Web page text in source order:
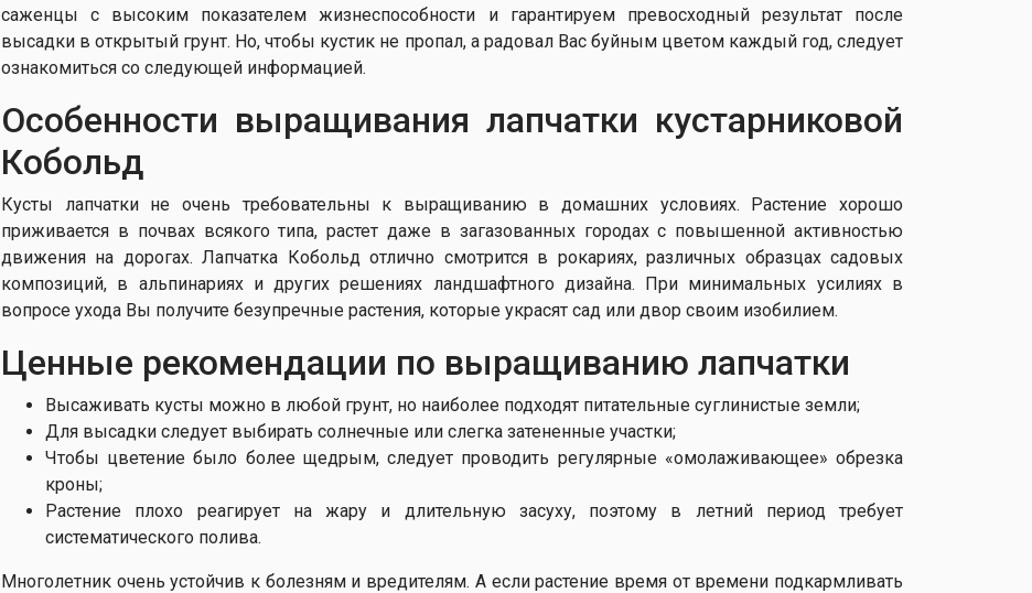
саженцы с высоким показателем жизнеспособности и гарантируем превосходный результат после
высадки в открытый грунт. Но, чтобы кустик не пропал, а радовал Вас буйным цветом каждый год, следует
ознакомиться со следующей информацией.
Особенности выращивания лапчатки кустарниковой
Кобольд
Кусты лапчатки не очень требовательны к выращиванию в домашних условиях. Растение хорошо
приживается в почвах всякого типа, растет даже в загазованных городах с повышенной активностью
движения на дорогах. Лапчатка Кобольд отлично смотрится в рокариях, различных образцах садовых
композиций, в альпинариях и других решениях ландшафтного дизайна. При минимальных усилиях в
вопросе ухода Вы получите безупречные растения, которые украсят сад или двор своим изобилием.
Ценные рекомендации по выращиванию лапчатки
Высаживать кусты можно в любой грунт, но наиболее подходят питательные суглинистые земли;
Для высадки следует выбирать солнечные или слегка затененные участки;
Чтобы цветение было более щедрым, следует проводить регулярные «омолаживающее» обрезка
кроны;
Растение плохо реагирует на жару и длительную засуху, поэтому в летний период требует
систематического полива.
Многолетник очень устойчив к болезням и вредителям. А если растение время от времени подкармливать